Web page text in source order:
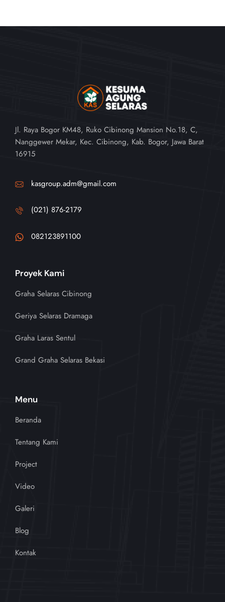
Jl. Raya Bogor KM48, Ruko Cibinong Mansion No.18, C,
Nanggewer Mekar, Kec. Cibinong, Kab. Bogor, Jawa Barat
16915
kasgroup.adm@gmail.com
(021) 876-2179
082123891100
Proyek Kami
Graha Selaras Cibinong
Geriya Selaras Dramaga
Graha Laras Sentul
Grand Graha Selaras Bekasi
Menu
Beranda
Tentang Kami
Project
Video
Galeri
Blog
Kontak